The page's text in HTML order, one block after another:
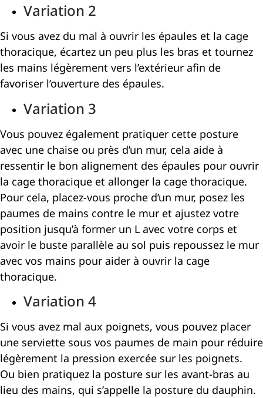
Variation 2
Si vous avez du mal à ouvrir les épaules et la cage
thoracique, écartez un peu plus les bras et tournez
les mains légèrement vers l’extérieur afin de
favoriser l’ouverture des épaules.
Variation 3
Vous pouvez également pratiquer cette posture
avec une chaise ou près d’un mur, cela aide à
ressentir le bon alignement des épaules pour ouvrir
la cage thoracique et allonger la cage thoracique.
Pour cela, placez-vous proche d’un mur, posez les
paumes de mains contre le mur et ajustez votre
position jusqu’à former un L avec votre corps et
avoir le buste parallèle au sol puis repoussez le mur
avec vos mains pour aider à ouvrir la cage
thoracique.
Variation 4
Si vous avez mal aux poignets, vous pouvez placer
une serviette sous vos paumes de main pour réduire
légèrement la pression exercée sur les poignets.
Ou bien pratiquez la posture sur les avant-bras au
lieu des mains, qui s’appelle la posture du dauphin.